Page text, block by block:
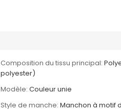
Composition du tissu principal:
polyester)
Modèle: Couleur unie
Style de manche: Manchon à motif